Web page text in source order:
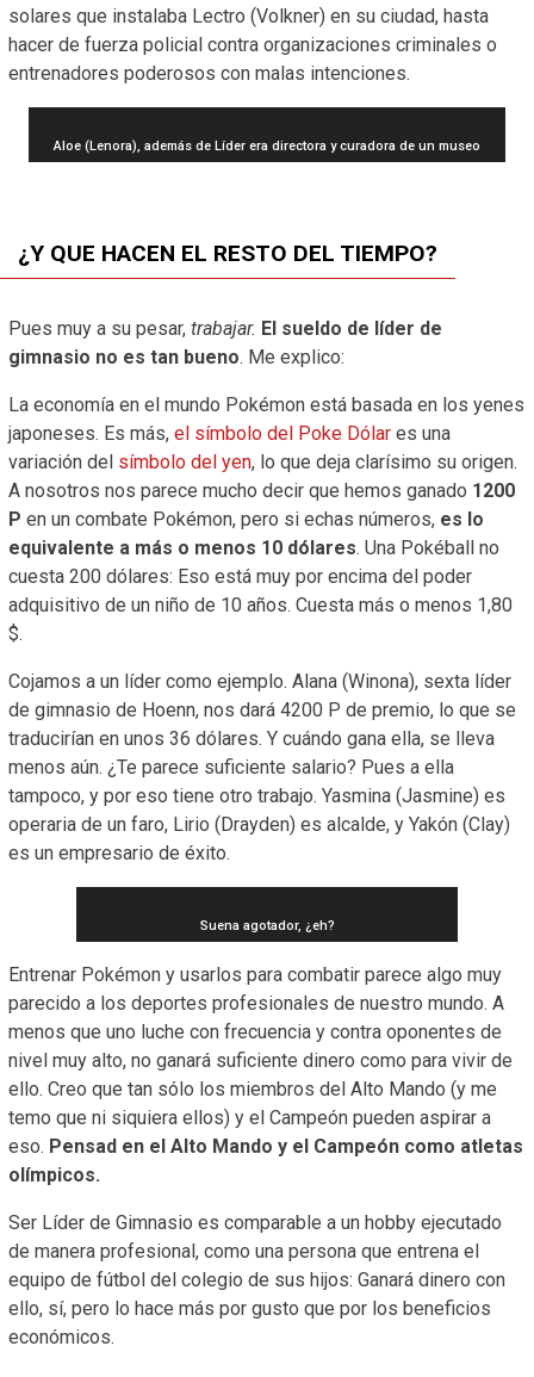
solares que instalaba Lectro (Volkner) en su ciudad, hasta
hacer de fuerza policial contra organizaciones criminales o
entrenadores poderosos con malas intenciones.
Aloe (Lenora), además de Líder era directora y curadora de un museo
¿Y QUE HACEN EL RESTO DEL TIEMPO?
Pues muy a su pesar, trabajar. El sueldo de líder de
gimnasio no es tan bueno. Me explico:
La economía en el mundo Pokémon está basada en los yenes
japoneses. Es más, el símbolo del Poke Dólar es una
variación del símbolo del yen, lo que deja clarísimo su origen.
A nosotros nos parece mucho decir que hemos ganado 1200
P en un combate Pokémon, pero si echas números, es lo
equivalente a más o menos 10 dólares. Una Pokéball no
cuesta 200 dólares: Eso está muy por encima del poder
adquisitivo de un niño de 10 años. Cuesta más o menos 1,80
$.
Cojamos a un líder como ejemplo. Alana (Winona), sexta líder
de gimnasio de Hoenn, nos dará 4200 P de premio, lo que se
traducirían en unos 36 dólares. Y cuándo gana ella, se lleva
menos aún. ¿Te parece suficiente salario? Pues a ella
tampoco, y por eso tiene otro trabajo. Yasmina (Jasmine) es
operaria de un faro, Lirio (Drayden) es alcalde, y Yakón (Clay)
es un empresario de éxito.
Suena agotador, ¿eh?
Entrenar Pokémon y usarlos para combatir parece algo muy
parecido a los deportes profesionales de nuestro mundo. A
menos que uno luche con frecuencia y contra oponentes de
nivel muy alto, no ganará suficiente dinero como para vivir de
ello. Creo que tan sólo los miembros del Alto Mando (y me
temo que ni siquiera ellos) y el Campeón pueden aspirar a
eso. Pensad en el Alto Mando y el Campeón como atletas
olímpicos.
Ser Líder de Gimnasio es comparable a un hobby ejecutado
de manera profesional, como una persona que entrena el
equipo de fútbol del colegio de sus hijos: Ganará dinero con
ello, sí, pero lo hace más por gusto que por los beneficios
económicos.